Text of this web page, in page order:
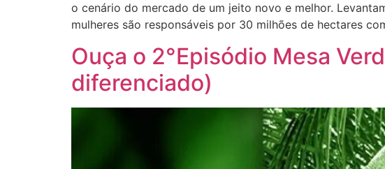
o cenário do mercado de um jeito novo e melhor.
mulheres são responsáveis por 30 milhões de hectares
Ouça o 2°Episódio Mesa
diferenciado)